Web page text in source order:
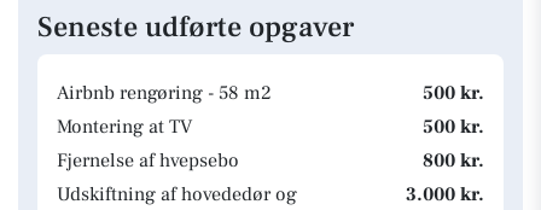
Seneste udførte opgaver
Airbnb rengøring - 58 m2
500 kr.
Montering at TV
500 kr.
Fjernelse af hvepsebo
800 kr.
Udskiftning af hovededør og
3.000 kr.